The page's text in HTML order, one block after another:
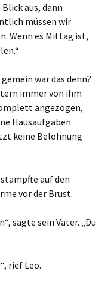
aus, dann
müssen wir
Wenn es Mittag ist,
war das denn?
immer von ihm
angezogen,
Hausaufgaben
keine Belohnung
auf den
vor der Brust.
sagte sein Vater. „Du
rief Leo.